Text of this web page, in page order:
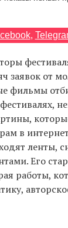
,
заявок от
фильмы
в
ленты,
Его
работы,